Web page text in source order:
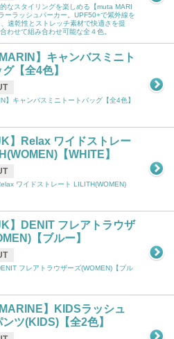
なスタイリングを楽しめる【muta MARI
ーラッシュパーカー。UPF50+で紫外線を
速乾性とストレッチ素材で快適さを提
わせて組み合わせ可能な全４色。
】キャンバスミニト
【全4色】
】キャンバスミニトートバッグ【全4色】
】Relax ワイドストレー
【WHITE】
ワイドストレート LILITH(WOMEN)
】DENIT フレアトラウザ
【ブルー】
フレアトラウザーズ(WOMEN)【ブル
】KIDSラッシュ
ツ(KIDS)【全2色】